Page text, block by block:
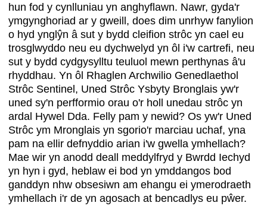
hun fod y cynlluniau yn anghyflawn. Nawr, gyda'r
ymgynghoriad ar y gweill, does dim unrhyw fanylion
o hyd ynglŷn â sut y bydd cleifion strôc yn cael eu
trosglwyddo neu eu dychwelyd yn ôl i'w cartrefi, neu
sut y bydd cydgysylltu teuluol mewn perthynas â'u
rhyddhau. Yn ôl Rhaglen Archwilio Genedlaethol
Strôc Sentinel, Uned Strôc Ysbyty Bronglais yw'r
uned sy'n perfformio orau o'r holl unedau strôc yn
ardal Hywel Dda. Felly pam y newid? Os yw'r Uned
Strôc ym Mronglais yn sgorio'r marciau uchaf, yna
pam na ellir defnyddio arian i'w gwella ymhellach?
Mae wir yn anodd deall meddylfryd y Bwrdd Iechyd
yn hyn i gyd, heblaw ei bod yn ymddangos bod
ganddyn nhw obsesiwn am ehangu ei ymerodraeth
ymhellach i'r de yn agosach at bencadlys eu pŵer.